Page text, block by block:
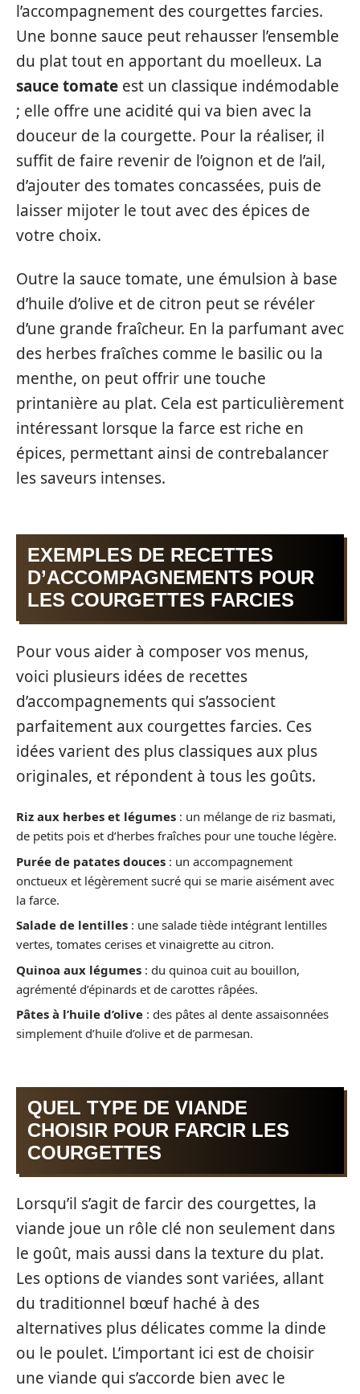
l’accompagnement des courgettes farcies.
Une bonne sauce peut rehausser l’ensemble
du plat tout en apportant du moelleux. La
sauce tomate est un classique indémodable
; elle offre une acidité qui va bien avec la
douceur de la courgette. Pour la réaliser, il
suffit de faire revenir de l’oignon et de l’ail,
d’ajouter des tomates concassées, puis de
laisser mijoter le tout avec des épices de
votre choix.
Outre la sauce tomate, une émulsion à base
d’huile d’olive et de citron peut se révéler
d’une grande fraîcheur. En la parfumant avec
des herbes fraîches comme le basilic ou la
menthe, on peut offrir une touche
printanière au plat. Cela est particulièrement
intéressant lorsque la farce est riche en
épices, permettant ainsi de contrebalancer
les saveurs intenses.
EXEMPLES DE RECETTES
D’ACCOMPAGNEMENTS POUR
LES COURGETTES FARCIES
Pour vous aider à composer vos menus,
voici plusieurs idées de recettes
d’accompagnements qui s’associent
parfaitement aux courgettes farcies. Ces
idées varient des plus classiques aux plus
originales, et répondent à tous les goûts.
Riz aux herbes et légumes : un mélange de riz basmati,
de petits pois et d’herbes fraîches pour une touche légère.
Purée de patates douces : un accompagnement
onctueux et légèrement sucré qui se marie aisément avec
la farce.
Salade de lentilles : une salade tiède intégrant lentilles
vertes, tomates cerises et vinaigrette au citron.
Quinoa aux légumes : du quinoa cuit au bouillon,
agrémenté d’épinards et de carottes râpées.
Pâtes à l’huile d’olive : des pâtes al dente assaisonnées
simplement d’huile d’olive et de parmesan.
QUEL TYPE DE VIANDE
CHOISIR POUR FARCIR LES
COURGETTES
Lorsqu’il s’agit de farcir des courgettes, la
viande joue un rôle clé non seulement dans
le goût, mais aussi dans la texture du plat.
Les options de viandes sont variées, allant
du traditionnel bœuf haché à des
alternatives plus délicates comme la dinde
ou le poulet. L’important ici est de choisir
une viande qui s’accorde bien avec le